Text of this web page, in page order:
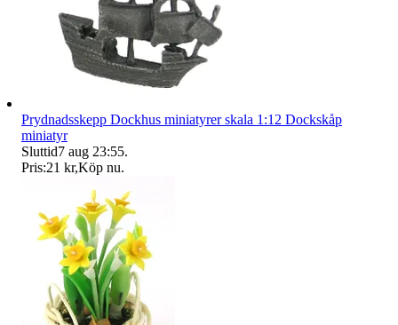
Prydnadsskepp Dockhus miniatyrer skala 1:12 Dockskåp
miniatyr
Sluttid7 aug 23:55.
Pris:21 kr,Köp nu.